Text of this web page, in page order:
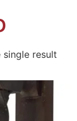
single result